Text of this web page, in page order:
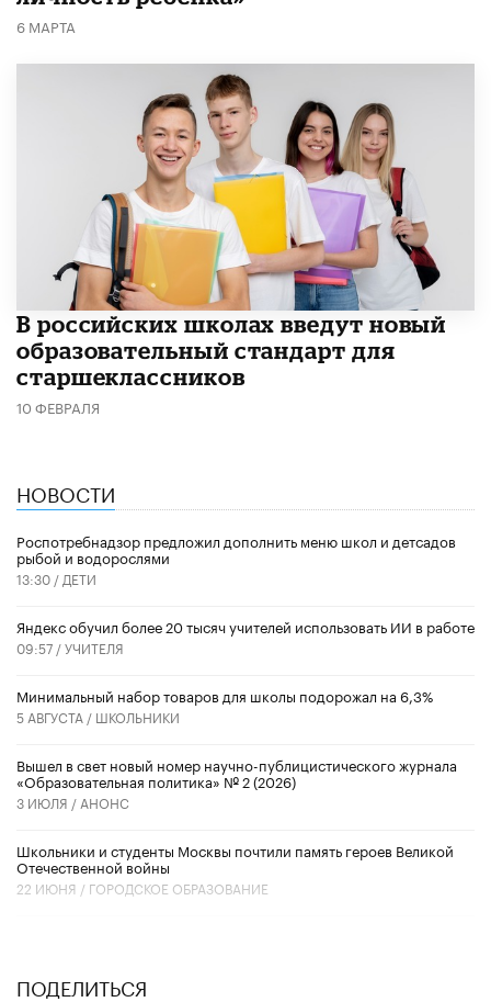
6 МАРТА
В российских школах введут новый
образовательный стандарт для
старшеклассников
10 ФЕВРАЛЯ
НОВОСТИ
Роспотребнадзор предложил дополнить меню школ и детсадов
рыбой и водорослями
13:30 / ДЕТИ
​Яндекс обучил более 20 тысяч учителей использовать ИИ в работе
09:57 /УЧИТЕЛЯ
Минимальный набор товаров для школы подорожал на 6,3%
5 АВГУСТА / ШКОЛЬНИКИ
Вышел в свет новый номер научно-публицистического журнала
«Образовательная политика» № 2 (2026)
3 ИЮЛЯ / АНОНС
Школьники и студенты Москвы почтили память героев Великой
Отечественной войны
22 ИЮНЯ / ГОРОДСКОЕ ОБРАЗОВАНИЕ
ПОДЕЛИТЬСЯ